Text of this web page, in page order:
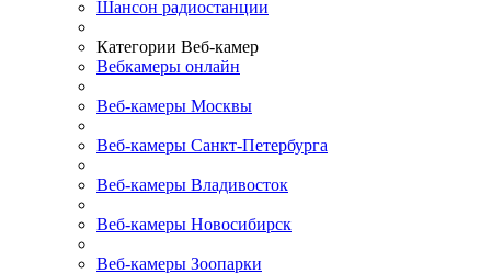
Шансон радиостанции
Категории Веб-камер
Вебкамеры онлайн
Веб-камеры Москвы
Веб-камеры Санкт-Петербурга
Веб-камеры Владивосток
Веб-камеры Новосибирск
Веб-камеры Зоопарки